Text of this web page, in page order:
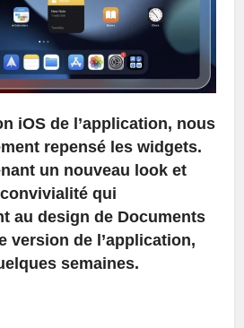
iOS de l’application, nous
repensé les widgets.
un nouveau look et
qui
au design de Documents
version de l’application,
semaines.